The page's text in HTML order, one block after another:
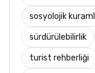
sosyolojik
sürdürülebilirlik
turist rehberliği